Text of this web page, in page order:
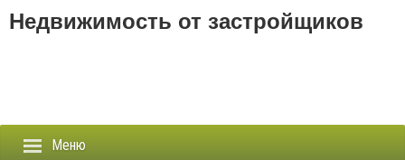
Недвижимость от застройщиков
Меню